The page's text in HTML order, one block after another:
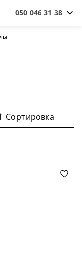
050 046 31 38
Сортировка